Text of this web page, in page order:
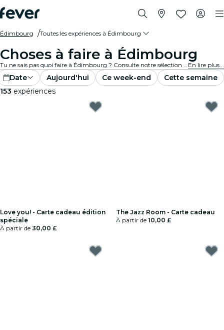
Édimbourg Toutes les expériences à Édimbourg
Choses à faire à Édimbourg
Tu ne sais pas quoi faire à Édimbourg ? Consulte notre sélection et découvre les meilleures expériences et activités actuellement disponibles dans la ville. En lire plus...
Date Aujourd'hui Ce week-end
Cette semaine
153 expériences
Love you! - Carte cadeau édition
spéciale
À partir de 30,00 £
The Jazz Room - Carte cadeau
À partir de 10,00 £